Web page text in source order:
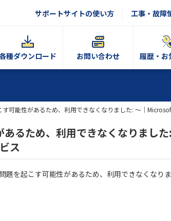
サポートサイトの使い方 工事・故障
各種ダウンロード お問い合わせ 履歴・お
可能性があるため、利用できなくなりました: ～｜
るため、利用できなくなりまし
ス
を起こす可能性があるため、利用できなくなり